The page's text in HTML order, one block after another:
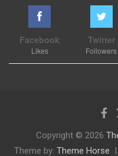
Facebook
Likes
Twitter
Followers
Copyright © 2026
Theme by: Theme Horse